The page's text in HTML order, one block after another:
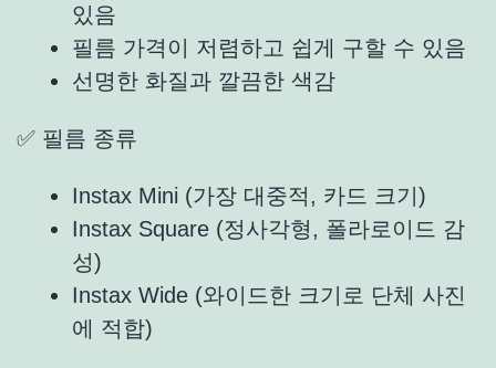
있음
필름 가격이 저렴하고 쉽게 구할 수 있음
선명한 화질과 깔끔한 색감
✅ 필름 종류
Instax Mini (가장 대중적, 카드 크기)
Instax Square (정사각형, 폴라로이드 감
성)
Instax Wide (와이드한 크기로 단체 사진
에 적합)